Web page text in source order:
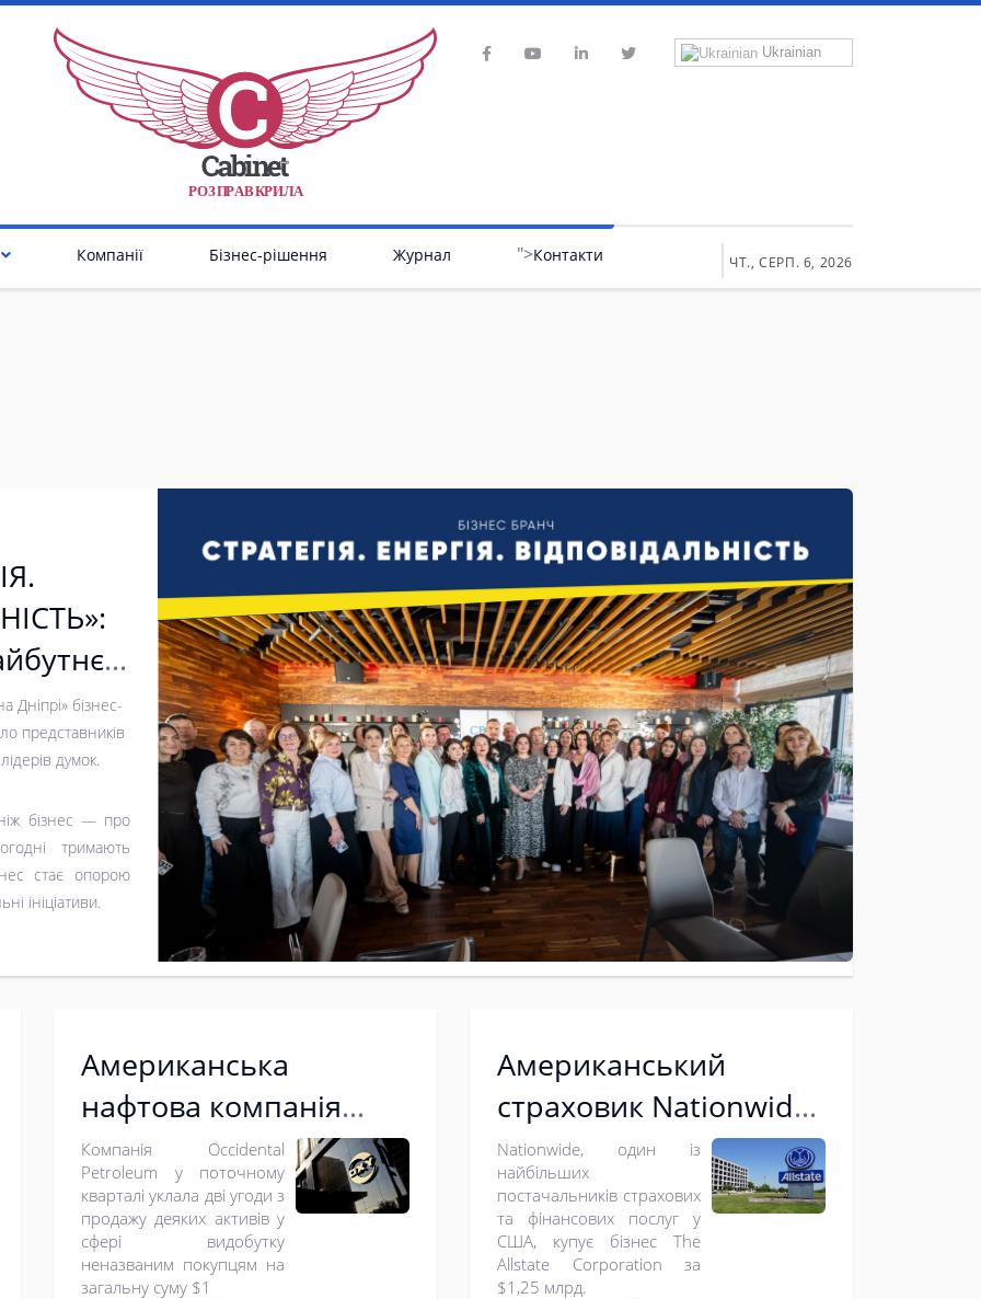
РОЗПРАВКРИЛА
Ukrainian
Компанії Бізнес-рішення Журнал ">Контакти ЧТ., СЕРП. 6, 2026
Дніпрі» бізнес-
представників
думок.
бізнес — про
тримають
стає опорою
ініціативи.
Американська
нафтова компанія
Occidental продасть
частину активів у
сфері видобутку за
$1,2 млрд
Компанія Occidental
Petroleum у поточному
кварталі уклала дві угоди з
продажу деяких активів у
сфері видобутку
неназваним покупцям на
загальну суму $1
Американський
страховик Nationwide
купує бізнес Allstate за
$1,25 млрд
Nationwide, один із
найбільших
постачальників страхових
та фінансових послуг у
США, купує бізнес The
Allstate Corporation за
$1,25 млрд.